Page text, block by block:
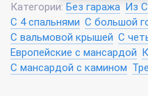
Категории: Без гаража Из
С 4 спальнями С большой
С вальмовой крышей С
Европейские с мансардой
С мансардой с камином